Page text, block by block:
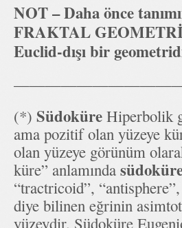
NOT – Daha önce
FRAKTAL GEOMETRİ
Euclid-dışı bir
(*) Südoküre Hiperbolik
ama pozitif olan yüzeye
olan yüzeye görünüm
küre” anlamında
“tractricoid”,
diye bilinen eğrinin
yüzeydir. Südoküre